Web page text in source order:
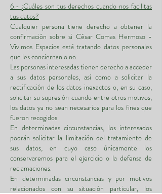
6.- ¿Cuáles son tus derechos cuando nos facilitas
tus datos?
Cualquier persona tiene derecho a obtener la
confirmación sobre si César Comas Hermoso -
Vivimos Espacios está tratando datos personales
que les conciernan o no.
Las personas interesadas tienen derecho a acceder
a sus datos personales, así como a solicitar la
rectificación de los datos inexactos o, en su caso,
solicitar su supresión cuando entre otros motivos,
los datos ya no sean necesarios para los fines que
fueron recogidos.
En determinadas circunstancias, los interesados
podrán solicitar la limitación del tratamiento de
sus datos, en cuyo caso únicamente los
conservaremos para el ejercicio o la defensa de
reclamaciones.
En determinadas circunstancias y por motivos
relacionados con su situación particular, los